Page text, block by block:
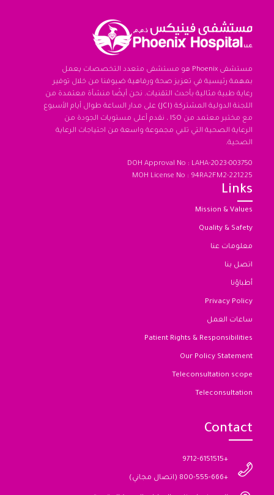
مستشفى Phoenix هو مستشفى متعدد التخصصات يعمل
بمهمة رئيسية في تعزيز صحة ورفاهية ضيوفنا من خلال توفير
رعاية طبية مثالية بأحدث التقنيات. نحن أيضًا منشأة معتمدة من
اللجنة الدولية المشتركة (JCI) على مدار الساعة طوال أيام الأسبوع
مع مختبر معتمد من ISO ، نقدم أعلى مستويات الجودة من
الرعاية الصحية التي تلبي مجموعة واسعة من احتياجات الرعاية
الصحية.
DOH Approval No : LAHA-2023-003750
MOH License No : 94RA2FM2-221225
Links
Mission & Values
Quality & Safety
معلومات عنا
اتصل بنا
أطباؤنا
Privacy Policy
ساعات العمل
Patient Rights & Responsibilities
Our Policy Statement
Teleconsultation scope
Teleconsultation
Contact
+9712-6151515
+800-555-666 (اتصال مجاني)